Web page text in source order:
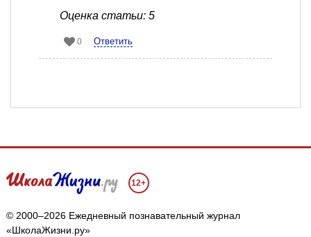
Оценка статьи: 5
0 Ответить
12+
© 2000–2026 Ежедневный познавательный журнал
«ШколаЖизни.ру»